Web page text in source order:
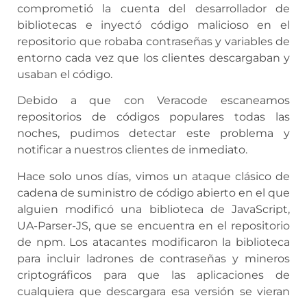
comprometió la cuenta del desarrollador de
bibliotecas e inyectó código malicioso en el
repositorio que robaba contraseñas y variables de
entorno cada vez que los clientes descargaban y
usaban el código.
Debido a que con Veracode escaneamos
repositorios de códigos populares todas las
noches, pudimos detectar este problema y
notificar a nuestros clientes de inmediato.
Hace solo unos días, vimos un ataque clásico de
cadena de suministro de código abierto en el que
alguien modificó una biblioteca de JavaScript,
UA-Parser-JS, que se encuentra en el repositorio
de npm. Los atacantes modificaron la biblioteca
para incluir ladrones de contraseñas y mineros
criptográficos para que las aplicaciones de
cualquiera que descargara esa versión se vieran